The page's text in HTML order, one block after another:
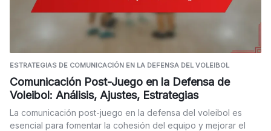
ESTRATEGIAS DE COMUNICACIÓN EN LA DEFENSA DEL VOLEIBOL
Comunicación Post-Juego en la Defensa de
Voleibol: Análisis, Ajustes, Estrategias
La comunicación post-juego en la defensa del voleibol es
esencial para fomentar la cohesión del equipo y mejorar el